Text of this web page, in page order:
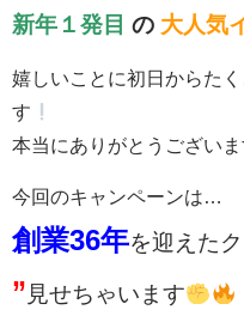
新年１発目 の 大人気
嬉しいことに初日からた
す
本当にありがとうございま
今回のキャンペーンは…
創業36年を迎えた
” 見せちゃいます